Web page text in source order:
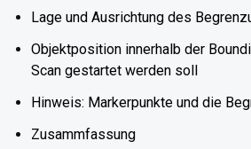
Lage und Ausrichtung des
Objektposition innerhalb der
Scan gestartet werden soll
Hinweis: Markerpunkte und die
Zusammfassung